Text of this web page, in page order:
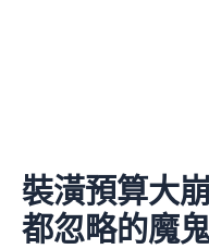
裝潢預算大
都忽略的魔